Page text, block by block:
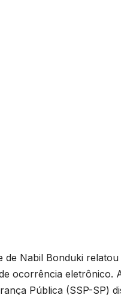
de Nabil Bonduki
ocorrência eletrônico.
Pública (SSP-SP)